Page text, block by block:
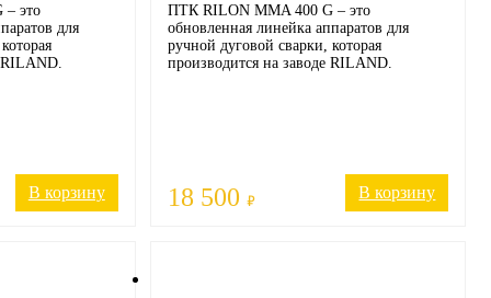
это
для
В корзину 18 500₽
ПТК RILON MMA 400 G – это
обновленная линейка аппаратов для
ручной дуговой сварки, которая
производится на заводе RILAND.
В корзину